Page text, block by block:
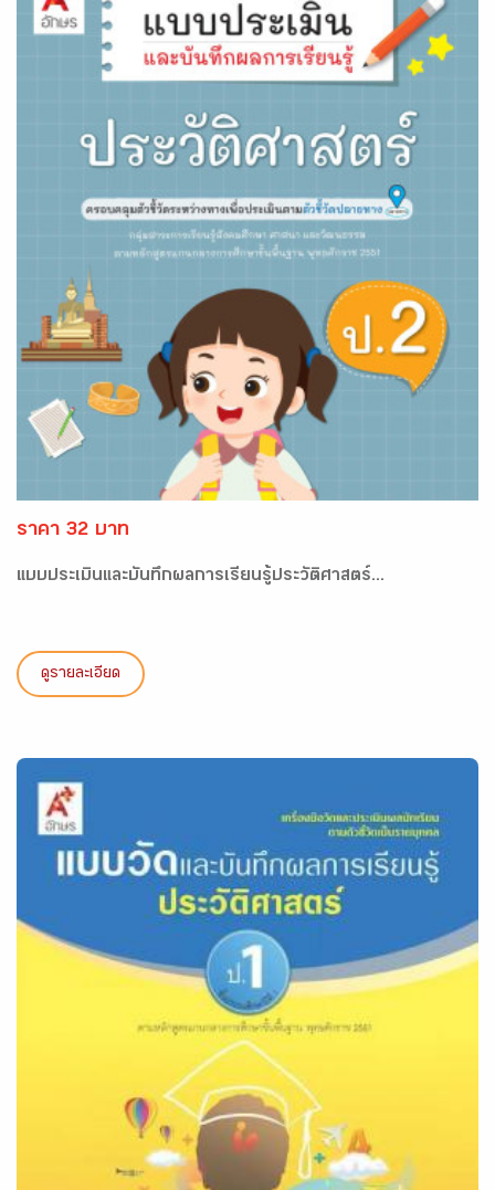
ราคา 32 บาท
แบบประเมินและบันทึกผลการเรียนรู้ประวัติศาสตร์...
ดูรายละเอียด